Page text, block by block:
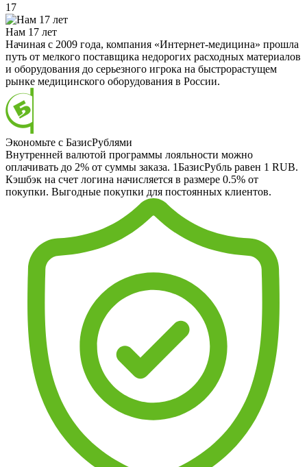
17
Нам 17 лет
Начиная с 2009 года, компания «Интернет-медицина» прошла
путь от мелкого поставщика недорогих расходных материалов
и оборудования до серьезного игрока на быстрорастущем
рынке медицинского оборудования в России.
Экономьте с БазисРублями
Внутренней валютой программы лояльности можно
оплачивать до 2% от суммы заказа. 1БазисРубль равен 1 RUB.
Кэшбэк на счет логина начисляется в размере 0.5% от
покупки. Выгодные покупки для постоянных клиентов.